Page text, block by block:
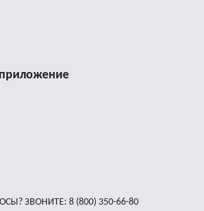
ЗВОНИТЕ: 8 (800) 350-66-80